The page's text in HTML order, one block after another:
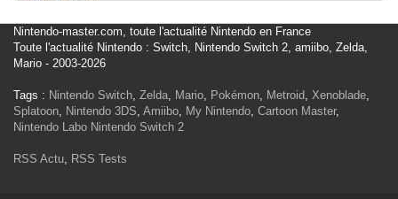
Nintendo-master.com, toute l'actualité Nintendo en France
Toute l'actualité Nintendo : Switch, Nintendo Switch 2, amiibo, Zelda,
Mario - 2003-2026
Tags : Nintendo Switch, Zelda, Mario, Pokémon, Metroid, Xenoblade,
Splatoon, Nintendo 3DS, Amiibo, My Nintendo, Cartoon Master,
Nintendo Labo Nintendo Switch 2
RSS Actu, RSS Tests